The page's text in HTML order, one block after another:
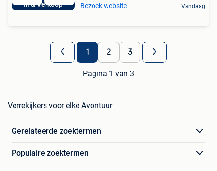
In & Verkoop Bezoek website Vandaag
1 2 3
Pagina 1 van 3
Verrekijkers voor elke Avontuur
Gerelateerde zoektermen
Populaire zoektermen